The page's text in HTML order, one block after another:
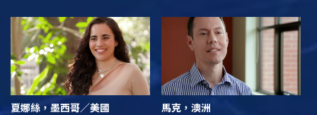
夏娜絲，墨西哥／美國 馬克，澳洲